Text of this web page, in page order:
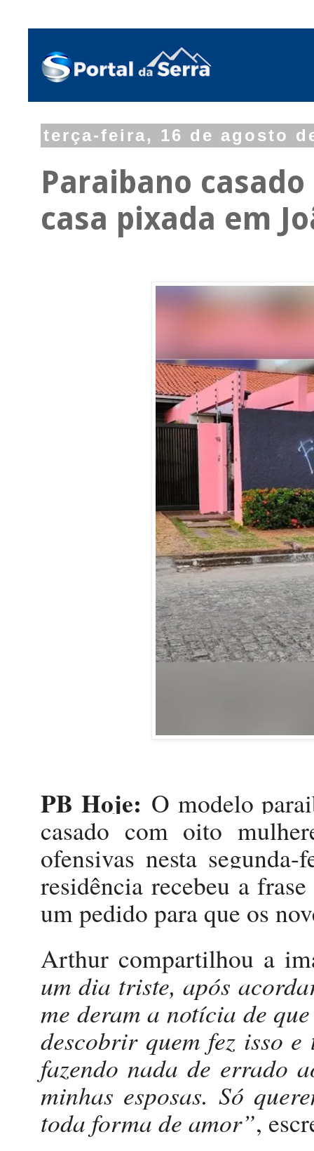
terça-feira, 16 de agosto
Paraibano
casa pixada em
PB Hoje: O modelo
casado com oito
ofensivas nesta
residência recebeu a
um pedido para que os
Arthur compartilhou a
um dia triste, após
me deram a notícia de
descobrir quem fez isso
fazendo nada de errado
minhas esposas. Só
toda forma de amor”,